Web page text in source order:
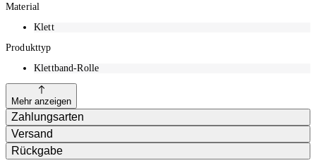
Material
Klett
Produkttyp
Klettband-Rolle
Mehr anzeigen
Zahlungsarten
Versand
Rückgabe